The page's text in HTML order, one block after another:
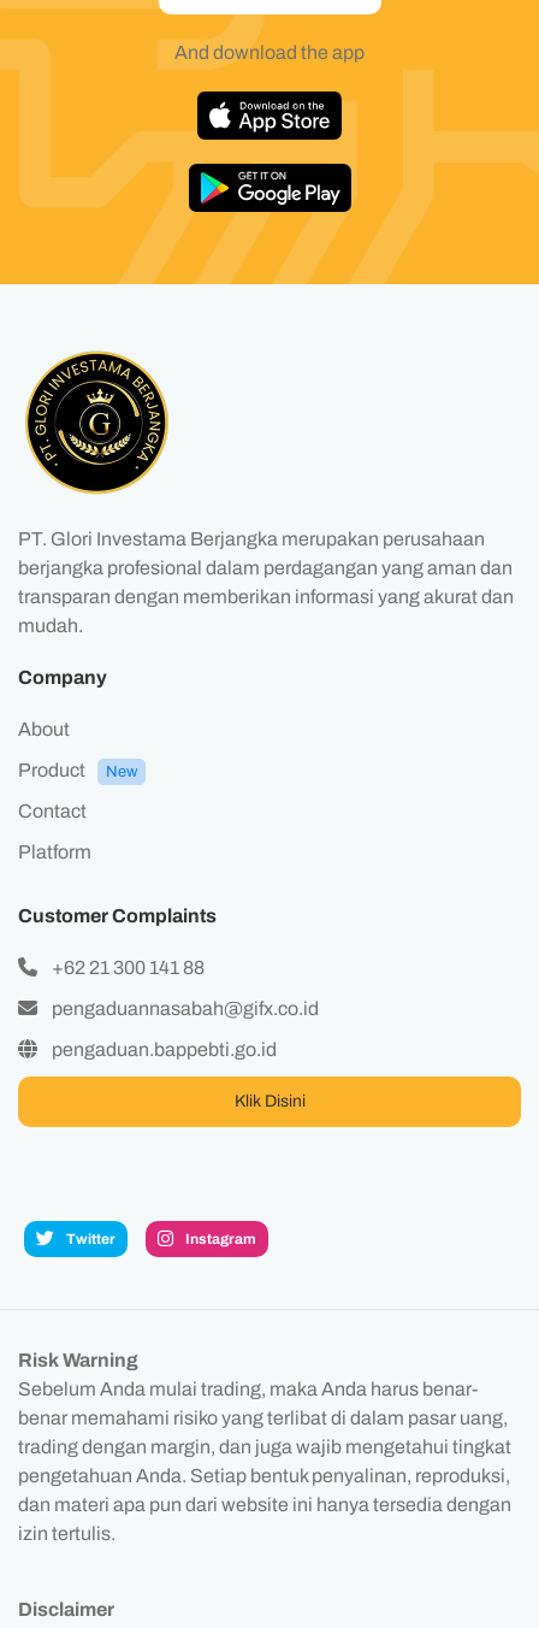
And download the app
PT. Glori Investama Berjangka merupakan perusahaan
berjangka profesional dalam perdagangan yang aman dan
transparan dengan memberikan informasi yang akurat dan
mudah.
Company
About
Product
New
Contact
Platform
Customer Complaints
+62 21 300 141 88
pengaduannasabah@gifx.co.id
pengaduan.bappebti.go.id
Klik Disini
Twitter Instagram
Risk Warning
Sebelum Anda mulai trading, maka Anda harus benar-
benar memahami risiko yang terlibat di dalam pasar uang,
trading dengan margin, dan juga wajib mengetahui tingkat
pengetahuan Anda. Setiap bentuk penyalinan, reproduksi,
dan materi apa pun dari website ini hanya tersedia dengan
izin tertulis.
Disclaimer